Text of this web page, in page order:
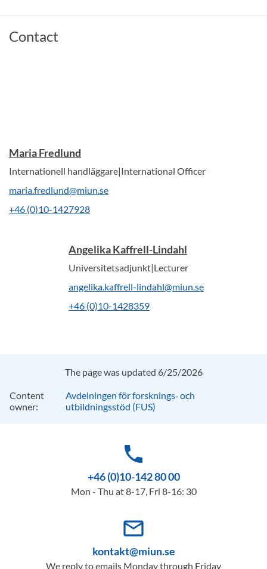
Contact
Maria Fredlund
Internationell handläggare|International Officer
maria.fredlund@miun.se
+46 (0)10-1427928
Angelika Kaffrell-Lindahl
Universitetsadjunkt|Lecturer
angelika.kaffrell-lindahl@miun.se
+46 (0)10-1428359
The page was updated 6/25/2026
Content
owner:
Avdelningen för forsknings‑ och
utbildningsstöd (FUS)
phone
+46 (0)10-142 80 00
Mon - Thu at 8-17, Fri 8-16: 30
mail_outline
kontakt@miun.se
We reply to emails Monday through Friday